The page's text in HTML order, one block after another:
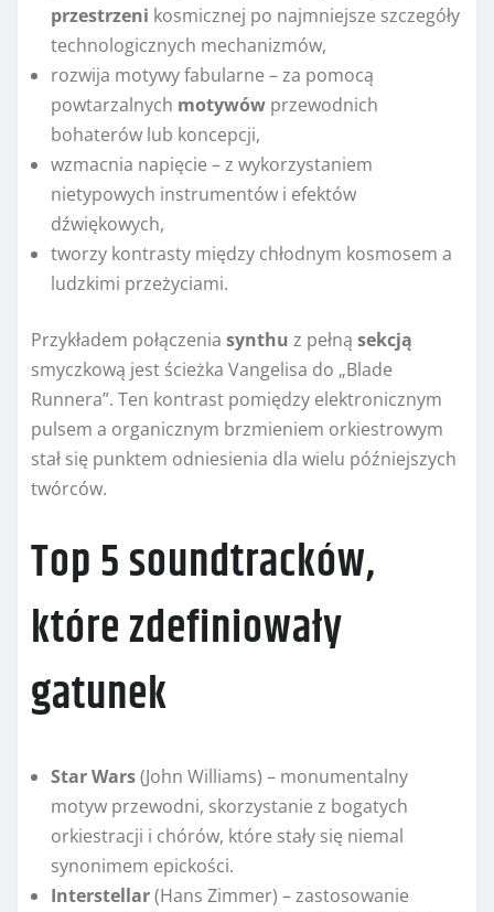
przestrzeni kosmicznej po najmniejsze szczegóły
technologicznych mechanizmów,
rozwija motywy fabularne – za pomocą
powtarzalnych motywów przewodnich
bohaterów lub koncepcji,
wzmacnia napięcie – z wykorzystaniem
nietypowych instrumentów i efektów
dźwiękowych,
tworzy kontrasty między chłodnym kosmosem a
ludzkimi przeżyciami.
Przykładem połączenia synthu z pełną sekcją
smyczkową jest ścieżka Vangelisa do „Blade
Runnera”. Ten kontrast pomiędzy elektronicznym
pulsem a organicznym brzmieniem orkiestrowym
stał się punktem odniesienia dla wielu późniejszych
twórców.
Top 5 soundtracków,
które zdefiniowały
gatunek
Star Wars(John Williams) – monumentalny
motyw przewodni, skorzystanie z bogatych
orkiestracji i chórów, które stały się niemal
synonimem epickości.
Interstellar(Hans Zimmer) – zastosowanie